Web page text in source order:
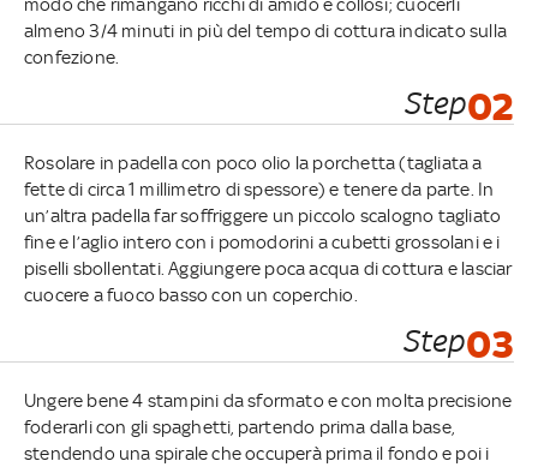
almeno 3/4 minuti in più del tempo di cottura indicato sulla
confezione.
Step02
Rosolare in padella con poco olio la porchetta (tagliata a
fette di circa 1 millimetro di spessore) e tenere da parte. In
un’altra padella far soffriggere un piccolo scalogno tagliato
fine e l’aglio intero con i pomodorini a cubetti grossolani e i
piselli sbollentati. Aggiungere poca acqua di cottura e lasciar
cuocere a fuoco basso con un coperchio.
Step03
Ungere bene 4 stampini da sformato e con molta precisione
foderarli con gli spaghetti, partendo prima dalla base,
stendendo una spirale che occuperà prima il fondo e poi i